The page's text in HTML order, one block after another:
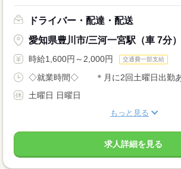
ドライバー・配達・配送
愛知県豊川市/三河一宮駅（車 7分）
時給1,600円～2,000円 交通費一部支給
◇就業時間◇ ＊月に2回土曜日出勤
土曜日 日曜日
もっと見る
求人詳細を見る